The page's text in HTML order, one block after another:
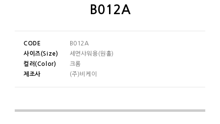
B012A
CODE
B012A
사이즈(Size)
세면샤워용(원홀)
컬러(Color)
크롬
제조사
(주)비케이